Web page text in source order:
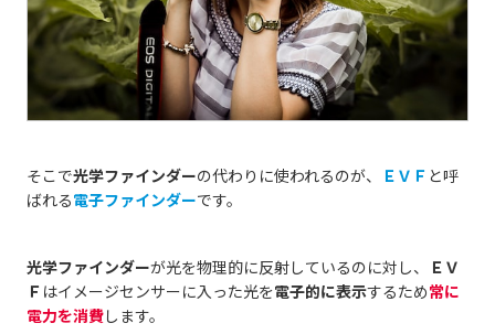
そこで光学ファインダーの代わりに使われるのが、 ＥＶＦ と呼
ばれる電子ファインダーです。
光学ファインダーが光を物理的に反射しているのに対し、
ＥＶ
Ｆ はイメージセンサーに入った光を電子的に表示するため常に
電力を消費します。